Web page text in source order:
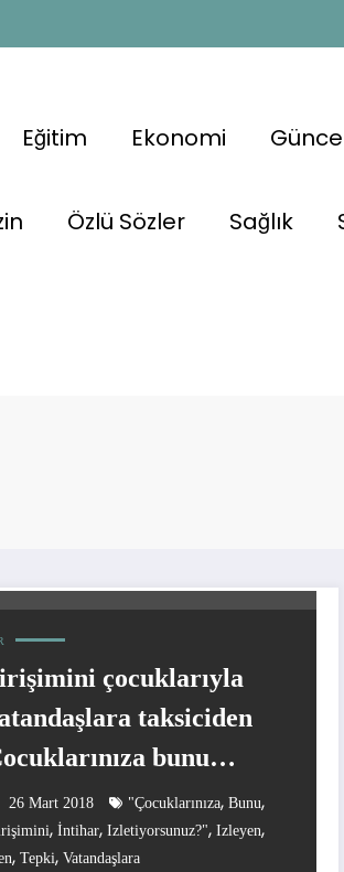
Eğitim Ekonomi
Özlü Sözler Sağlık
çocuklarıyla
taksiciden
bunu
26 Mart 2018 "Çocuklarınıza, Bunu,
, İntihar, Izletiyorsunuz?", Izleyen,
, Tepki, Vatandaşlara